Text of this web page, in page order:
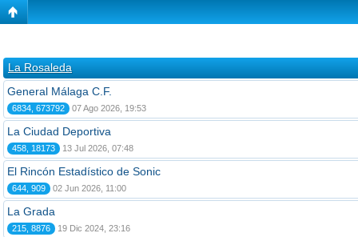
La Rosaleda
General Málaga C.F.
6834, 673792 07 Ago 2026, 19:53
La Ciudad Deportiva
458, 18173 13 Jul 2026, 07:48
El Rincón Estadístico de Sonic
644, 909 02 Jun 2026, 11:00
La Grada
215, 8876 19 Dic 2024, 23:16